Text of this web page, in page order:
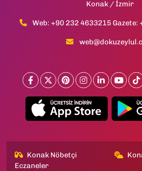
Konak / İzmir
Web: +90 232 4633215 Gazete:
Konak Nöbetçi
Eczaneler